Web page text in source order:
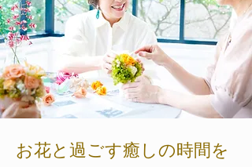
お花と過ごす​癒しの時間を